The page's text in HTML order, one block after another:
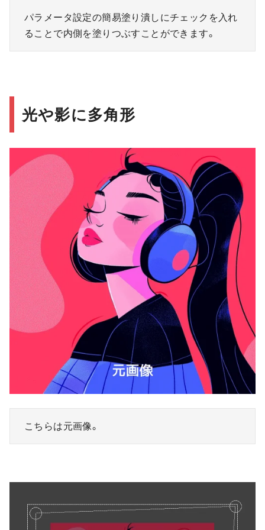
パラメータ設定の簡易塗り潰しにチェックを入れ
ることで内側を塗りつぶすことができます。
光や影に多角形
こちらは元画像。